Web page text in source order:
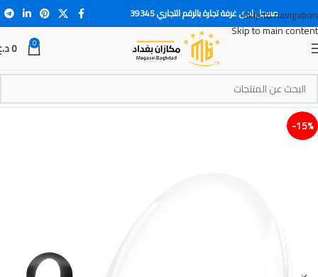
Skip to navigation
Skip to main content
مسجل لدى غرفة تجارة بالرقم التجاري 39345
0
0
15%-